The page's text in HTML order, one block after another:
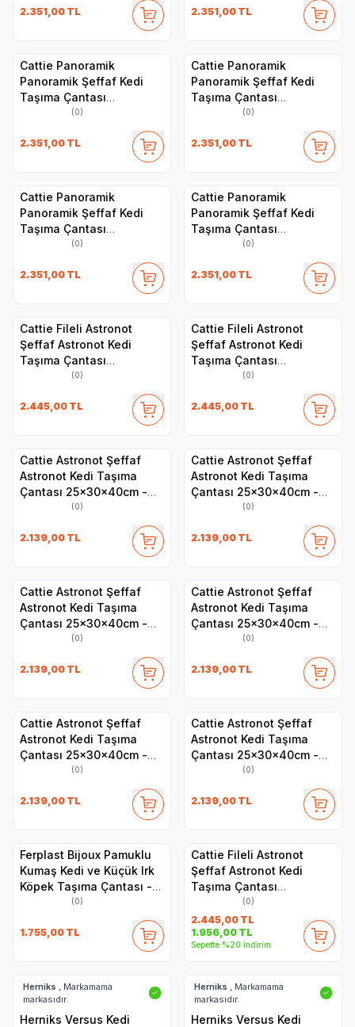
2.351,00 TL 2.351,00 TL
Cattie Panoramik
Panoramik Şeffaf Kedi
Taşıma Çantası
30x40x35cm - Pembe
(0)
2.351,00 TL
Cattie Panoramik
Panoramik Şeffaf Kedi
Taşıma Çantası
30x40x35cm - Mavi
(0)
2.351,00 TL
Cattie Panoramik
Panoramik Şeffaf Kedi
Taşıma Çantası
30x40x35cm - Mavi
(0)
2.351,00 TL
Cattie Panoramik
Panoramik Şeffaf Kedi
Taşıma Çantası
30x40x35cm - Kırmızı
(0)
2.351,00 TL
Cattie Fileli Astronot
Şeffaf Astronot Kedi
Taşıma Çantası
25x60x40cm - Yeşil
(0)
2.445,00 TL
Cattie Fileli Astronot
Şeffaf Astronot Kedi
Taşıma Çantası
25x60x40cm - Mavi
(0)
2.445,00 TL
Cattie Astronot Şeffaf
Astronot Kedi Taşıma
Çantası 25x30x40cm -
(0)
2.139,00 TL
Cattie Astronot Şeffaf
Astronot Kedi Taşıma
Çantası 25x30x40cm -
(0)
2.139,00 TL
Cattie Astronot Şeffaf
Astronot Kedi Taşıma
Çantası 25x30x40cm -
(0)
2.139,00 TL
Cattie Astronot Şeffaf
Astronot Kedi Taşıma
Çantası 25x30x40cm -
(0)
2.139,00 TL
Cattie Astronot Şeffaf
Astronot Kedi Taşıma
Çantası 25x30x40cm -
(0)
2.139,00 TL
Cattie Astronot Şeffaf
Astronot Kedi Taşıma
Çantası 25x30x40cm -
(0)
2.139,00 TL
Ferplast Bijoux Pamuklu
Kumaş Kedi ve Küçük Irk
Köpek Taşıma Çantası -
Ayarlanabilir Omuz Askısı,
Fermuarlı - 32x15x34 cm
(0)
1.755,00 TL
Cattie Fileli Astronot
Şeffaf Astronot Kedi
Taşıma Çantası
25x60x40cm - Gri
(0)
2.445,00 TL
1.956,00 TL
Sepette %20 indirim
Herniks
, Markamama
markasıdır.
✓
Herniks Versus Kedi
Herniks
, Markamama
markasıdır.
✓
Herniks Versus Kedi